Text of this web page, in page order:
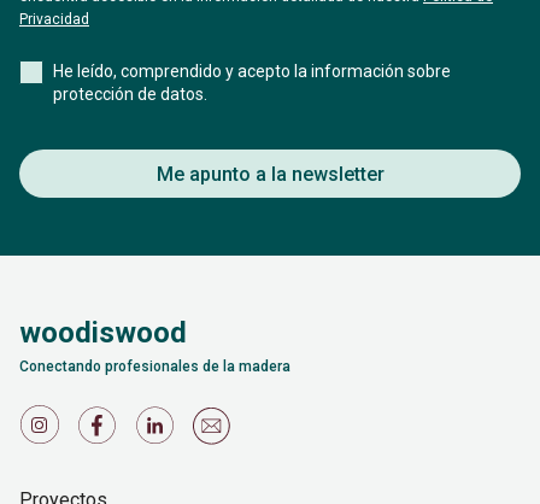
Privacidad
He leído, comprendido y acepto la información sobre
protección de datos.
Me apunto a la newsletter
woodiswood
Conectando profesionales de la madera